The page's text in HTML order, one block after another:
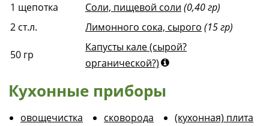
1 щепотка Соли, пищевой соли (0,40 гр)
2 ст.л. Лимонного сока, сырого (15 гр)
50 гр
Капусты кале (сырой?
органической?)
Кухонные приборы
овощечистка сковорода
(кухонная) плита